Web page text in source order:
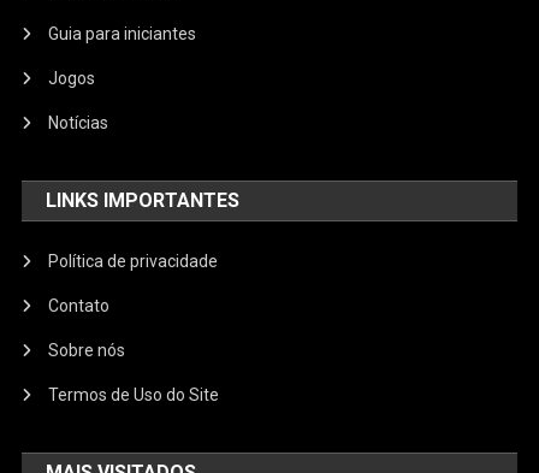
Guia para iniciantes
Jogos
Notícias
LINKS IMPORTANTES
Política de privacidade
Contato
Sobre nós
Termos de Uso do Site